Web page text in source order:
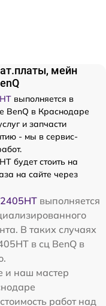
мейн
выполняется в
BenQ в Краснодаре
и запчасти
- мы в сервис-
будет стоить на
на сайте через
выполняется
В таких случаях
в сц BenQ в
и наш мастер
работ над